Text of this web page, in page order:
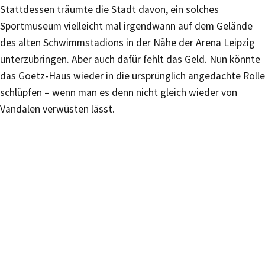
Stattdessen träumte die Stadt davon, ein solches
Sportmuseum vielleicht mal irgendwann auf dem Gelände
des alten Schwimmstadions in der Nähe der Arena Leipzig
unterzubringen. Aber auch dafür fehlt das Geld. Nun könnte
das Goetz-Haus wieder in die ursprünglich angedachte Rolle
schlüpfen – wenn man es denn nicht gleich wieder von
Vandalen verwüsten lässt.